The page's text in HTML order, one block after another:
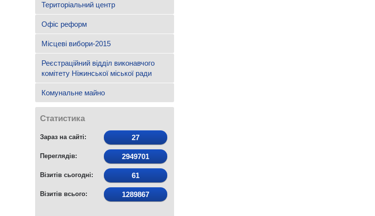
Територіальний центр
Офіс реформ
Місцеві вибори-2015
Реєстраційний відділ виконавчого
комітету Ніжинської міської ради
Комунальне майно
Статистика
Зараз на сайті: 27
Переглядів: 2949701
Візитів сьогодні: 61
Візитів всього: 1289867